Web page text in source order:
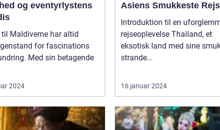
og eventyrlystens
til Maldiverne har altid
for fascinations
Med sin betagende
2024
Asiens Smukkeste
Introduktion til en
rejseoplevelse Thailand, et
eksotisk land med sine
strande...
16 januar 2024